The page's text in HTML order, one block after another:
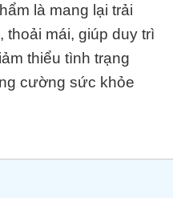
là mang lại trải
thoải mái, giúp duy trì
thiểu tình trạng
cường sức khỏe